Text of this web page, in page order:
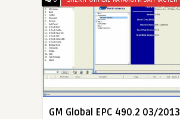
GM Global EPC 490.2 03/2013